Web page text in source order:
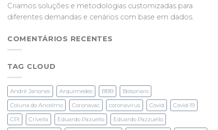
Criamos soluções e metodologias customizadas para
diferentes demandas e cenários com base em dados.
COMENTÁRIOS RECENTES
TAG CLOUD
André Janones Arquimedes BBB Bolsonaro
Coluna do Ancelmo Coronavac coronavírus Covid Covid-19
CPI Crivella Eduardo Pazuello Eduardo Pazzuello